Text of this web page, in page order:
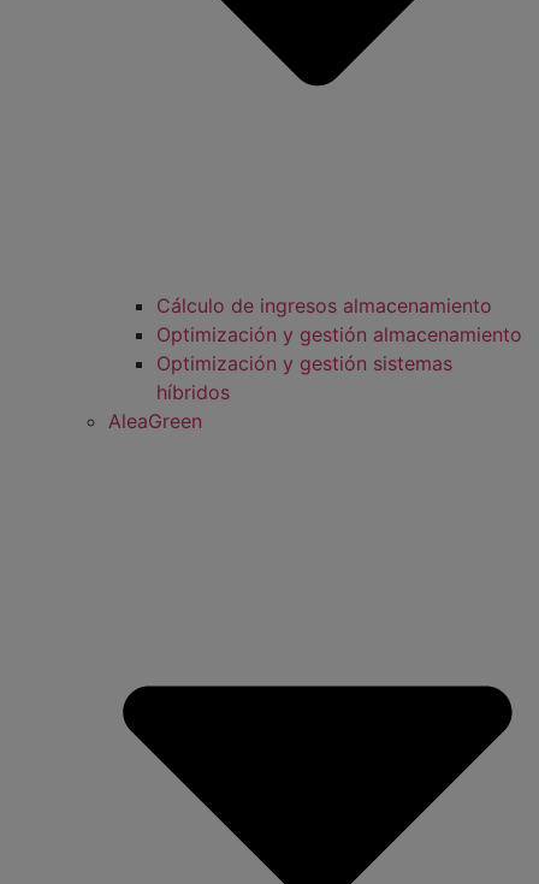
Cálculo de ingresos almacenamiento
Optimización y gestión almacenamiento
Optimización y gestión sistemas
híbridos
AleaGreen